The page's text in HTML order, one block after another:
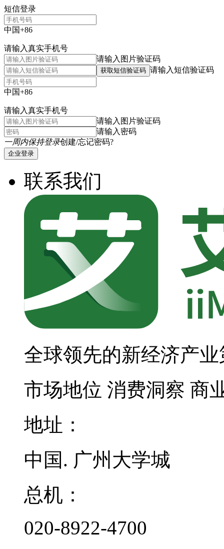
短信登录
中国+86
请输入真实手机号
请输入图片验证码
获取短信验证码 请输入短信验证码
中国+86
请输入真实手机号
请输入图片验证码
请输入密码
一周内保持登录创建/忘记密码?
企业登录
联系我们
全球领先的新经济产
市场地位 消费洞察 商
地址：
中国. 广州大学城
总机：
020-8922-4700